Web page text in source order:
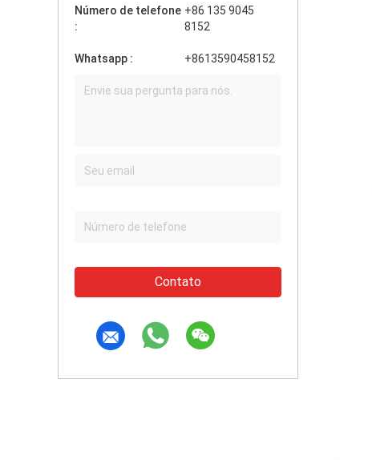
Número de telefone
:
+86 135 9045
8152
Whatsapp : +8613590458152
Contato